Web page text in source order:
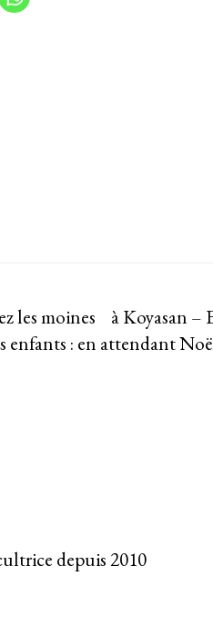
les moines à Koyasan –
enfants : en attendant
depuis 2010